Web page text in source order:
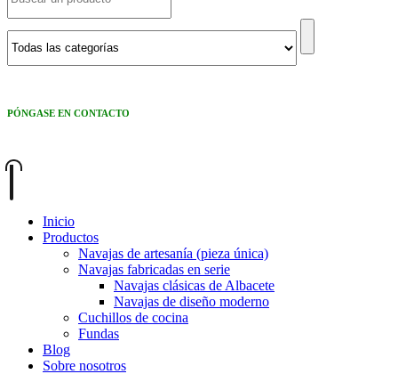
PÓNGASE EN CONTACTO
Inicio
Productos
Navajas de artesanía (pieza única)
Navajas fabricadas en serie
Navajas clásicas de Albacete
Navajas de diseño moderno
Cuchillos de cocina
Fundas
Blog
Sobre nosotros